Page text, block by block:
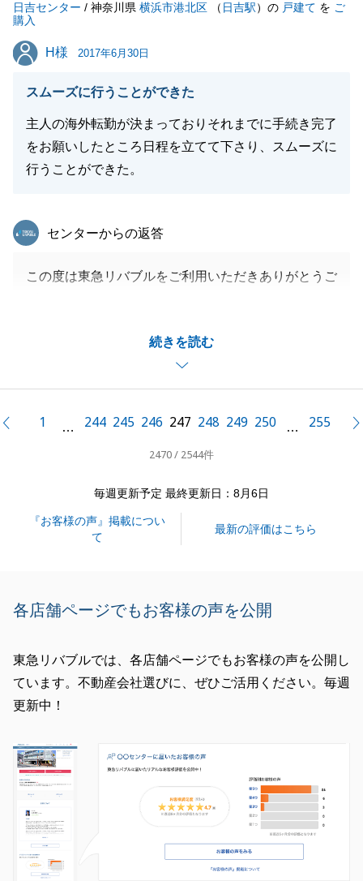
今後もよろしくお願い致します。
日吉センター / 神奈川県 横浜市港北区 （ 日吉駅）の 戸建て を ご
購入
H様
H様 2017年6月30日
スムーズに行うことができた
主人の海外転勤が決まっておりそれまでに手続き完了
をお願いしたところ日程を立てて下さり、スムーズに
行うことができた。
続きを読む
東急リバブル
センターからの返答
この度は東急リバブルをご利用いただきありがとうご
れたと思っております。
また何かございましたらお気軽におっしゃって下さ
い。今後とも宜しくお願い致します。
閉じる
前へ1 … 244 245 246 247 248 249 250 … 255
2470 / 2544件
毎週更新予定 最終更新日：8月6日
『お客様の声』掲載につい
て
最新の評価はこちら
各店舗ページでもお客様の声を公開
東急リバブルでは、各店舗ページでもお客様の声を公開し
ています。不動産会社選びに、ぜひご活用ください。毎週
更新中！